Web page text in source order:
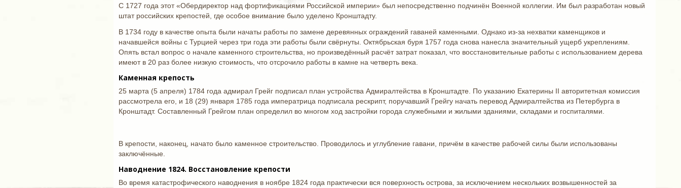
С 1727 года этот «Обердиректор над фортификациями Российской империи» был непосредственно подчинён Военной коллегии. Им был разработан новый
штат российских крепостей, где особое внимание было уделено Кронштадту.
В 1734 году в качестве опыта были начаты работы по замене деревянных ограждений гаваней каменными. Однако из-за нехватки каменщиков и
начавшейся войны с Турцией через три года эти работы были свёрнуты. Октябрьская буря 1757 года снова нанесла значительный ущерб укреплениям.
Опять встал вопрос о начале каменного строительства, но произведённый расчёт затрат показал, что восстановительные работы с использованием дерева
имеют в 20 раз более низкую стоимость, что отсрочило работы в камне на четверть века.
Каменная крепость
25 марта (5 апреля) 1784 года адмирал Грейг подписал план устройства Адмиралтейства в Кронштадте. По указанию Екатерины II авторитетная комиссия
рассмотрела его, и 18 (29) января 1785 года императрица подписала рескрипт, поручавший Грейгу начать перевод Адмиралтейства из Петербурга в
Кронштадт. Составленный Грейгом план определил во многом ход застройки города служебными и жилыми зданиями, складами и госпиталями.
В крепости, наконец, начато было каменное строительство. Проводилось и углубление гавани, причём в качестве рабочей силы были использованы
заключённые.
Наводнение 1824. Восстановление крепости
Во время катастрофического наводнения в ноябре 1824 года практически вся поверхность острова, за исключением нескольких возвышенностей за